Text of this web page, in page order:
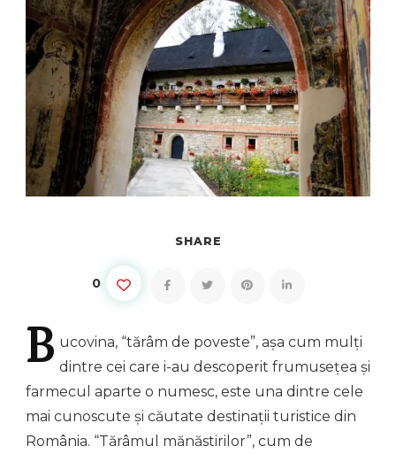
SHARE
0
B ucovina, “tărâm de poveste”, așa cum mulți
dintre cei care i-au descoperit frumusețea și
farmecul aparte o numesc, este una dintre cele
mai cunoscute și căutate destinații turistice din
România. “Tărâmul mănăstirilor”, cum de